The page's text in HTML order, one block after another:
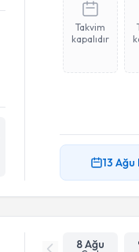
Takvim
kapalıdır
13 Ağu
8 Ağu